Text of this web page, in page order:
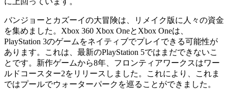
バンジョーとカズーイの大冒険は、リメイク版に人々の資金
を集めました。Xbox 360 Xbox OneとXbox Oneは、
PlayStation 3のゲームをネイティブでプレイできる可能性が
あります。これは、最新のPlayStation 5ではまだできないこ
とです。新作ゲームから8年、フロンティアワークスはワー
ルドコースター2をリリースしました。これにより、これま
ではプールでウォーターパークを巡ることができました。